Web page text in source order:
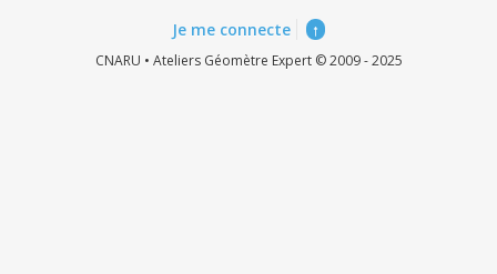
Je me connecte ↑
CNARU • Ateliers Géomètre Expert © 2009 - 2025